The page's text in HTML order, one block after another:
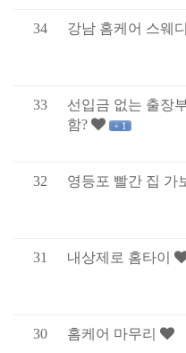
34 강남 홈케어 스웨
33
선입금 없는 출장
함?
+ 1
32 영등포 빨간 집 가
31 내상제로 홈타이
30 홈케어 마무리